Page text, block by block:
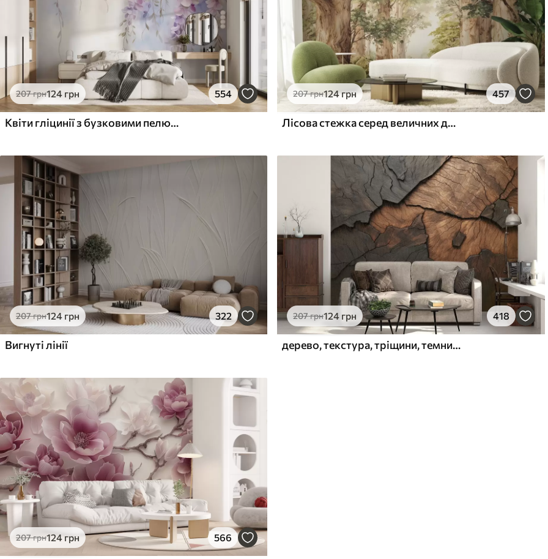
207грн124 грн 554
Квіти гліцинії з бузковими пелюстками та зеленим листям, що звисає з гілок, м'які пастельні кольори, пастельний фон
207грн124грн 457
Лісова стежка серед величних дерев у стилі акварелі
207грн124 грн 322
Вигнуті лінії
207грн124 грн 418
дерево, текстура, тріщини, темний, кора, поверхня
207грн124 грн 566